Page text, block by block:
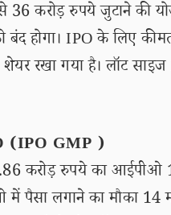
करोड़ रुपये जुटाने की
बंद होगा। IPO के लिए
रखा गया है। लॉट
(IPO GMP )
करोड़ रुपये का आईपीओ
पैसा लगाने का मौका 14